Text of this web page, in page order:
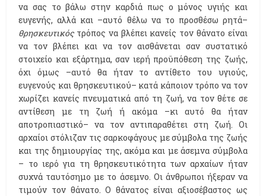
να σας το βάλω στην καρδιά πως ο μόνος υγιής και
ευγενής, αλλά και –αυτό θέλω να το προσθέσω ρητά–
θρησκευτικόςτρόπος να βλέπει κανείς τον θάνατο είναι
να τον βλέπει και να τον αισθάνεται σαν συστατικό
στοιχείο και εξάρτημα, σαν ιερή προϋπόθεση της ζωής,
όχι όμως –αυτό θα ήταν το αντίθετο του υγιούς,
ευγενούς και θρησκευτικού– κατά κάποιον τρόπο να τον
χωρίζει κανείς πνευματικά από τη ζωή, να τον θέτε σε
αντίθεση με τη ζωή ή ακόμα –κι αυτό θα ήταν
αποτροπιαστικό– να τον αντιπαραθέτει στη ζωή. Οι
αρχαίοι στόλιζαν τις σαρκοφάγους με σύμβολα της ζωής
και της δημιουργίας της, ακόμα και με άσεμνα σύμβολα
– το ιερό για τη θρησκευτικότητα των αρχαίων ήταν
συχνά ταυτόσημο με το άσεμνο. Οι άνθρωποι ήξεραν να
τιμούν τον θάνατο. Ο θάνατος είναι αξιοσέβαστος ως